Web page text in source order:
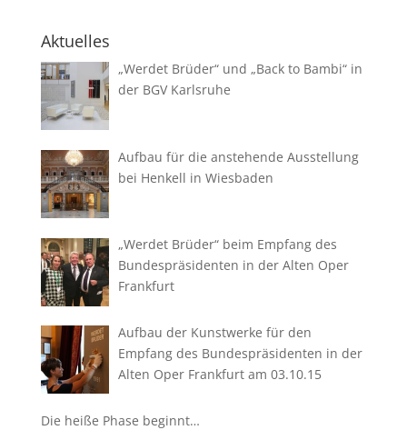
Aktuelles
„Werdet Brüder“ und „Back to Bambi“ in
der BGV Karlsruhe
Aufbau für die anstehende Ausstellung
bei Henkell in Wiesbaden
„Werdet Brüder“ beim Empfang des
Bundespräsidenten in der Alten Oper
Frankfurt
Aufbau der Kunstwerke für den
Empfang des Bundespräsidenten in der
Alten Oper Frankfurt am 03.10.15
Die heiße Phase beginnt…